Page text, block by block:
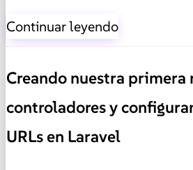
Continuar leyendo
Creando nuestra primera
controladores y
URLs en Laravel